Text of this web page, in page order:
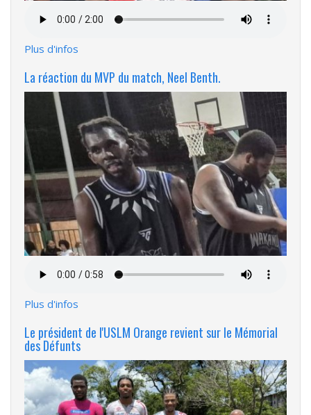
audio
Plus d'infos
La réaction du MVP du match, Neel Benth.
audio
Plus d'infos
Le président de l'USLM Orange revient sur le Mémorial
des Défunts